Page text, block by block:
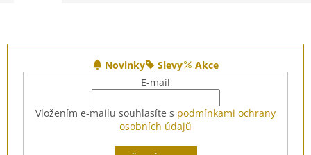
Novinky Slevy
Akce
E-mail
Vložením e-mailu souhlasíte s podmínkami ochrany
osobních údajů